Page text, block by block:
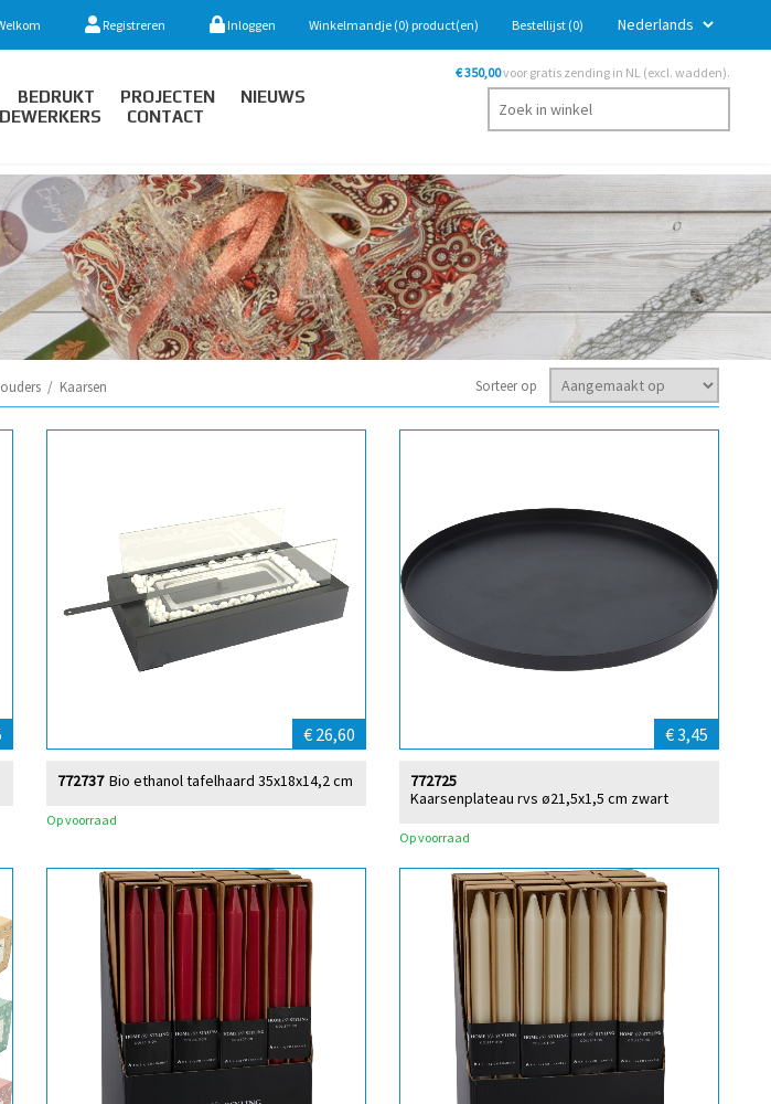
Registreren Inloggen Winkelmandje (0) product(en) Bestellijst (0)
BEDRUKT PROJECTEN
NIEUWS
CONTACT
€ 350,00voor gratis zending in NL (excl. wadden).
/ Kaarsen Sorteer op
€ 26,60
Bio ethanol tafelhaard 35x18x14,2 cm
772737
Op voorraad
€ 3,45
Kaarsenplateau rvs ø21,5x1,5 cm zwart
772725
Op voorraad